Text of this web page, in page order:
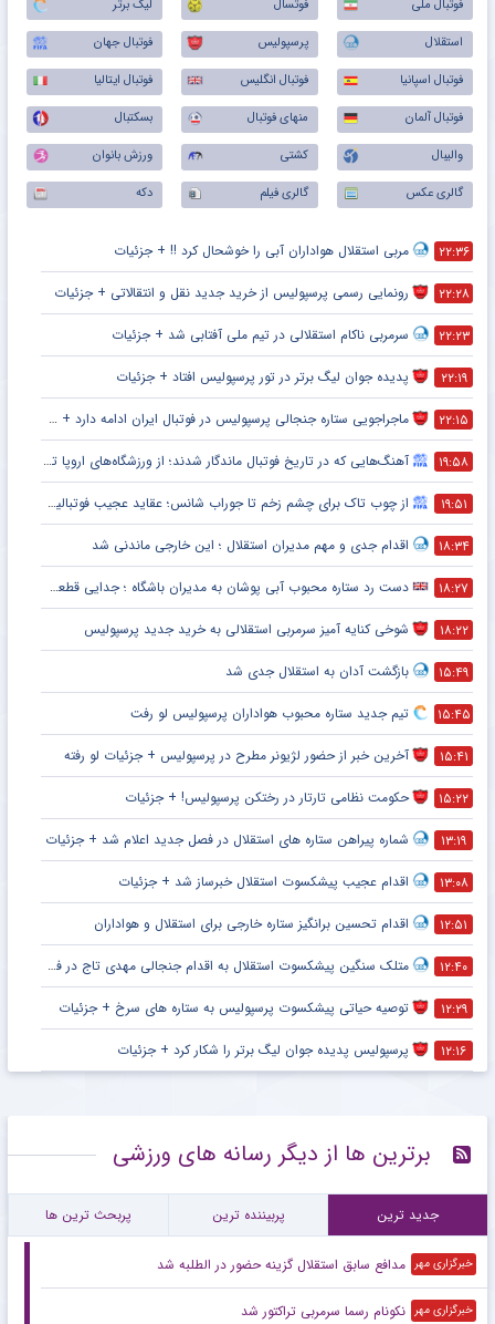
فوتبال ملی فوتسال
لیگ برتر
استقلال
پرسپولیس
فوتبال جهان
فوتبال اسپانیا
فوتبال انگلیس
فوتبال ایتالیا
فوتبال آلمان
منهای فوتبال
بسکتبال
والیبال
کشتی
ورزش بانوان
گالری عکس
گالری فیلم دکه
۲۲:۳۶ مربی استقلال هواداران آبی را خوشحال کرد !! + جزئیات
۲۲:۲۸ رونمایی رسمی پرسپولیس از خرید جدید نقل و انتقالاتی + جزئیات
۲۲:۲۳ سرمربی ناکام استقلالی در تیم ملی آفتابی شد + جزئیات
۲۲:۱۹ پدیده جوان لیگ برتر در تور پرسپولیس افتاد + جزئیات
۲۲:۱۵ ماجراجویی ستاره جنجالی پرسپولیس در فوتبال ایران ادامه دارد + جزئیات
۱۹:۵۸ آهنگ‌هایی که در تاریخ فوتبال ماندگار شدند؛ از ورزشگاه‌های اروپا تا جام جهانی
۱۹:۵۱ از چوب تاک برای چشم زخم تا جوراب شانس؛ عقاید عجیب فوتبالیست‌ها!
۱۸:۳۴ اقدام جدی و مهم مدیران استقلال ؛ این خارجی ماندنی شد
۱۸:۲۷ دست رد ستاره محبوب آبی پوشان به مدیران باشگاه ؛ جدایی قطعی است !
۱۸:۲۲ شوخی کنایه آمیز سرمربی استقلالی به خرید جدید پرسپولیس
۱۵:۴۹ بازگشت آدان به استقلال جدی شد
۱۵:۴۵ تیم جدید ستاره محبوب هواداران پرسپولیس لو رفت
۱۵:۴۱ آخرین خبر از حضور لژیونر مطرح در پرسپولیس + جزئیات لو رفته
۱۵:۲۲ حکومت نظامی تارتار در رختکن پرسپولیس! + جزئیات
۱۳:۱۹ شماره پیراهن ستاره های استقلال در فصل جدید اعلام شد + جزئیات
۱۳:۰۸ اقدام عجیب پیشکسوت استقلال خبرساز شد + جزئیات
۱۲:۵۱ اقدام تحسین برانگیز ستاره خارجی برای استقلال و هواداران
۱۲:۴۰ متلک سنگین پیشکسوت استقلال به اقدام جنجالی مهدی تاج در فدراسیون فوتبال
۱۲:۲۹ توصیه حیاتی پیشکسوت پرسپولیس به ستاره های سرخ + جزئیات
۱۲:۱۶ پرسپولیس پدیده جوان لیگ برتر را شکار کرد + جزئیات
برترین ها از دیگر رسانه های ورزشی
جدید ترین پربیننده ترین پربحث ترین ها
خبرگزاری مهر مدافع سابق استقلال گزینه حضور در الطلبه شد
خبرگزاری مهر نکونام رسما سرمربی تراکتور شد